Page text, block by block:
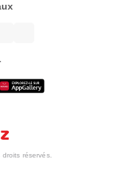
réservés.